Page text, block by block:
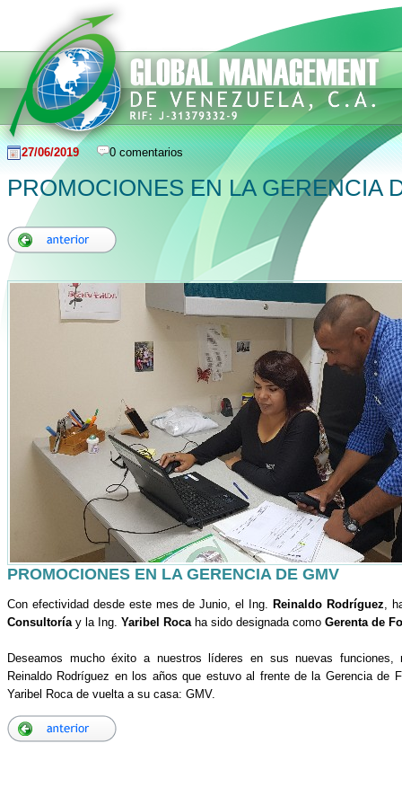
27/06/2019 0 comentarios
PROMOCIONES EN LA GERENCIA
PROMOCIONES EN LA GERENCIA DE GMV
Con efectividad desde este mes de Junio, el Ing. Reinaldo Rodríguez ,
Consultoría y la Ing. Yaribel Roca ha sido designada como Gerenta de
Deseamos mucho éxito a nuestros líderes en sus nuevas funciones,
Reinaldo Rodríguez en los años que estuvo al frente de la Gerencia de
Yaribel Roca de vuelta a su casa: GMV.